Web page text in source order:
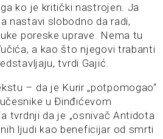
ko je kritički nastrojen. Ja
nastavi slobodno da radi,
poreske uprave. Nema tu
a kao što njegovi trabanti
tvrdi Gajić.
– da je Kurir „potpomogao“
u Đinđićevom
tvrdnji da je „osnivač Antidota
ljudi kao beneficijar od smrti